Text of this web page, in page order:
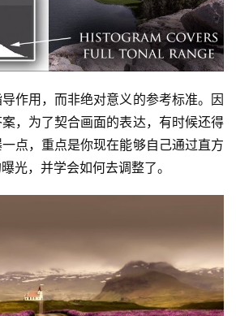
作用，而非绝对意义的参考标准。因
，为了契合画面的表达，有时候还得
点，重点是你现在能够自己通过直方
光，并学会如何去调整了。